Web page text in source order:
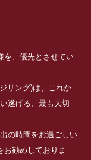
を、優先とさせてい
リング)は、これか
遂げる、最も大切
の時間をお過ごしい
お勧めしておりま